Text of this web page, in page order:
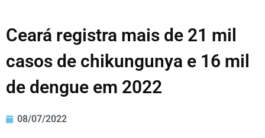
Ceará registra mais de 21 mil
casos de chikungunya e 16 mil
de dengue em 2022
08/07/2022